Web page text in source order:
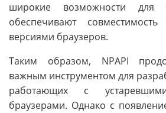
широкие возможности для
обеспечивают
версиями браузеров.
Таким образом, NPAPI
важным инструментом для
работающих с
браузерами. Однако с